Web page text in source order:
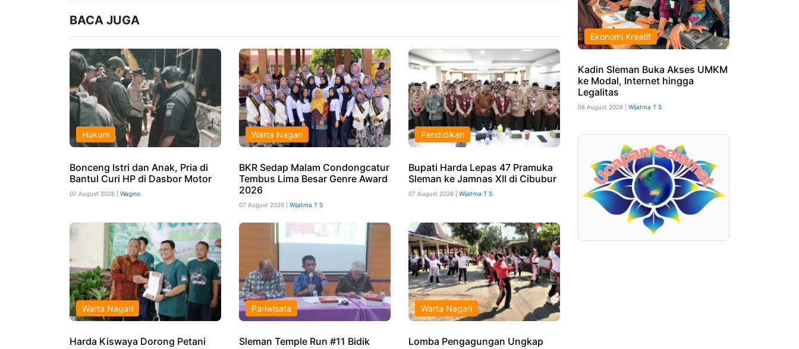
BACA JUGA
Hukum
Bonceng Istri dan Anak, Pria di
Bantul Curi HP di Dasbor Motor
07 August 2026 | Wagino
Warta Nagari
BKR Sedap Malam Condongcatur
Tembus Lima Besar Genre Award
2026
07 August 2026 | Wijatma T S
Pendidikan
Bupati Harda Lepas 47 Pramuka
Sleman ke Jamnas XII di Cibubur
07 August 2026 | Wijatma T S
Warta Nagari
Harda Kiswaya Dorong Petani
Pariwisata
Sleman Temple Run #11 Bidik
Warta Nagari
Lomba Pengagungan Ungkap
Ekonomi Kreatif
Kadin Sleman Buka Akses UMKM
ke Modal, Internet hingga
Legalitas
06 August 2026 | Wijatma T S